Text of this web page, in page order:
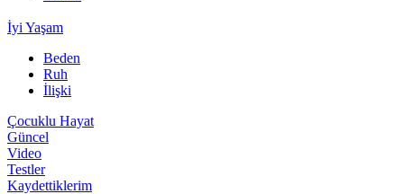
İyi Yaşam
Beden
Ruh
İlişki
Çocuklu Hayat
Güncel
Video
Testler
Kaydettiklerim